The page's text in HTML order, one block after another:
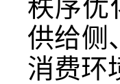
秩序优
供给侧
消费环